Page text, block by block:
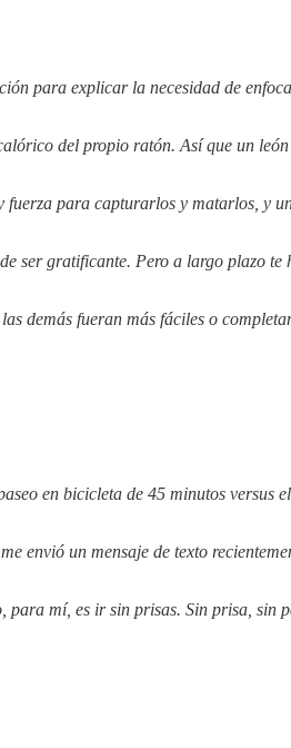
para explicar la necesidad de
del propio ratón. Así que un
para capturarlos y matarlos, y
ser gratificante. Pero a largo plazo te
demás fueran más fáciles o
en bicicleta de 45 minutos versus
envió un mensaje de texto
para mí, es ir sin prisas. Sin prisa, sin